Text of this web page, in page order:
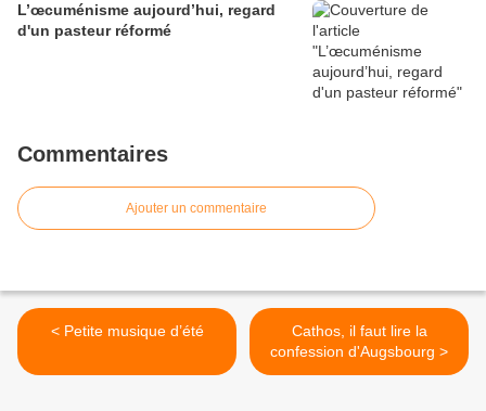
L’œcuménisme aujourd’hui, regard
d'un pasteur réformé
Commentaires
Ajouter un commentaire
< Petite musique d’été
Cathos, il faut lire la
confession d'Augsbourg >